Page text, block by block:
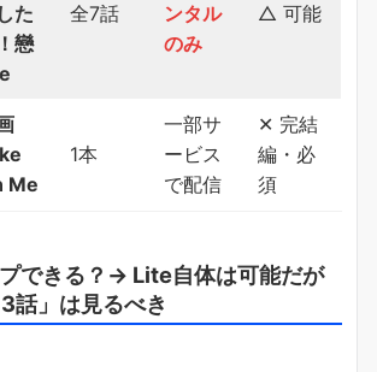
た
戀
全7話
ンタル
のみ
△ 可能
Me
1本
一部サ
ービス
で配信
✕ 完結
編・必
須
できる？→ Lite自体は可能だが
話」は見るべき